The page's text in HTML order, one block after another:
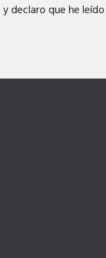
y declaro que he